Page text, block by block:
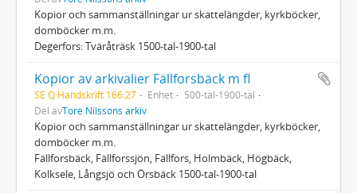
Kopior och sammanställningar ur skattelängder, kyrkböcker,
domböcker m.m.
Degerfors: Tväråträsk 1500-tal-1900-tal
Kopior av arkivalier Fällforsbäck m fl
SE Q Handskrift 166:27 Enhet
500-tal-1900-tal
Del avTore Nilssons arkiv
Kopior och sammanställningar ur skattelängder, kyrkböcker,
domböcker m.m.
Fällforsbäck, Fällforssjön, Fällfors, Holmbäck, Högbäck,
Kolksele, Långsjö och Örsbäck 1500-tal-1900-tal